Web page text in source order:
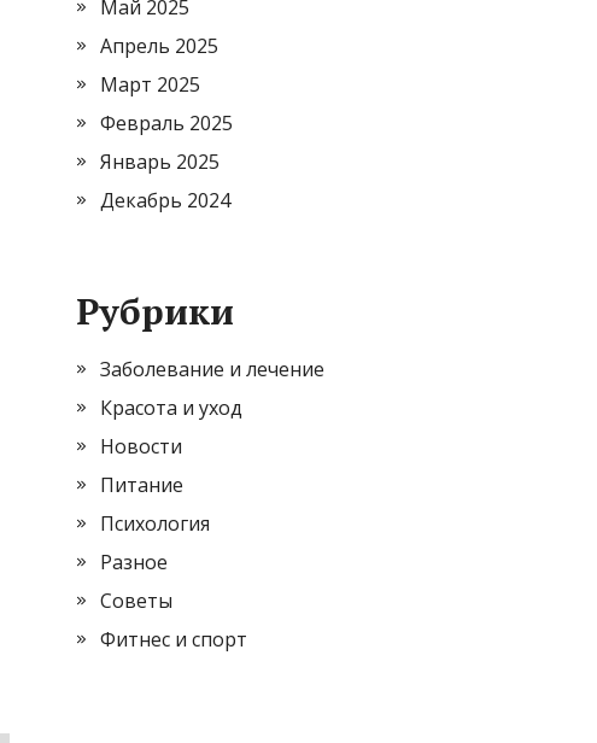
Май 2025
Апрель 2025
Март 2025
Февраль 2025
Январь 2025
Декабрь 2024
Рубрики
Заболевание и лечение
Красота и уход
Новости
Питание
Психология
Разное
Советы
Фитнес и спорт